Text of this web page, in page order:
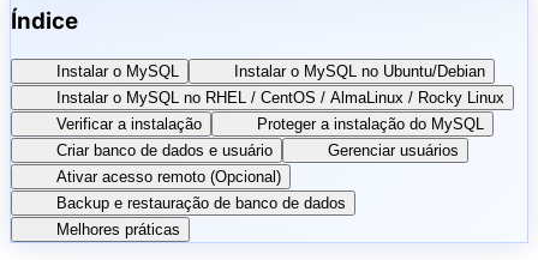
Índice
Instalar o MySQL
Instalar o MySQL no Ubuntu/Debian
Instalar o MySQL no RHEL / CentOS / AlmaLinux / Rocky Linux
Verificar a instalação
Proteger a instalação do MySQL
Criar banco de dados e usuário
Gerenciar usuários
Ativar acesso remoto (Opcional)
Backup e restauração de banco de dados
Melhores práticas